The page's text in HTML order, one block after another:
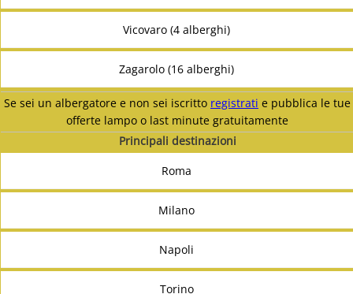
Vicovaro (4 alberghi)
Zagarolo (16 alberghi)
Se sei un albergatore e non sei iscritto registrati e pubblica le tue
offerte lampo o last minute gratuitamente
Principali destinazioni
Roma
Milano
Napoli
Torino